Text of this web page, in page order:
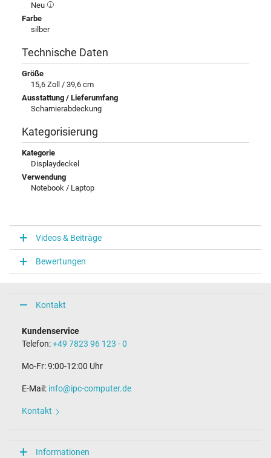
Neu
Farbe
silber
Technische Daten
Größe
15,6 Zoll / 39,6 cm
Ausstattung / Lieferumfang
Scharnierabdeckung
Kategorisierung
Kategorie
Displaydeckel
Verwendung
Notebook / Laptop
Videos & Beiträge
Bewertungen
Kontakt
Kundenservice
Telefon:+49 7823 96 123 - 0
Mo-Fr: 9:00-12:00 Uhr
E-Mail: info@ipc-computer.de
Kontakt
Informationen